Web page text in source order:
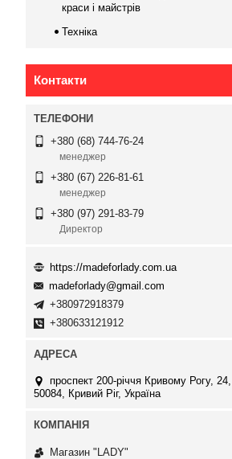
краси і майстрів
Техніка
Контакти
+380 (68) 744-76-24
менеджер
+380 (67) 226-81-61
менеджер
+380 (97) 291-83-79
Директор
https://madeforlady.com.ua
madeforlady@gmail.com
+380972918379
+380633121912
проспект 200-річчя Кривому Рогу, 24,
50084, Кривий Ріг, Україна
Магазин "LADY"